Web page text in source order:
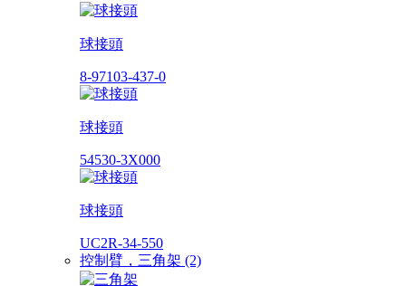
球接頭
8-97103-437-0
球接頭
54530-3X000
球接頭
UC2R-34-550
控制臂，三角架 (2)